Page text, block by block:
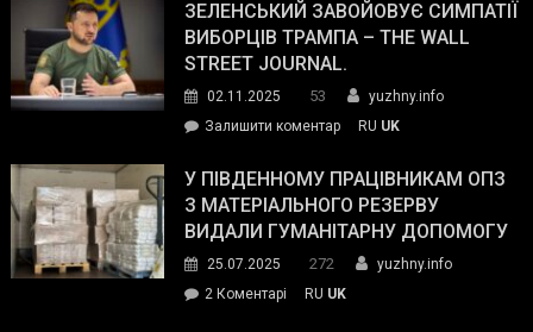
ЗЕЛЕНСЬКИЙ ЗАВОЙОВУЄ СИМПАТІЇ
ВИБОРЦІВ ТРАМПА – THE WALL
STREET JOURNAL.
02.11.2025 53
yuzhny.info
Залишити коментарon
завойовує
симпатії
виборців
The
RU UK
У ПІВДЕННОМУ ПРАЦІВНИКАМ ОПЗ
З МАТЕРІАЛЬНОГО РЕЗЕРВУ
ВИДАЛИ ГУМАНІТАРНУ ДОПОМОГУ
25.07.2025 272
yuzhny.info
2 Коментарі
RU UK